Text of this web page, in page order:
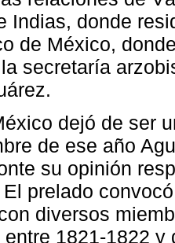
Indias, donde
de México,
secretaría
dejó de ser
de ese año
su opinión
prelado
diversos
1821-1822 y